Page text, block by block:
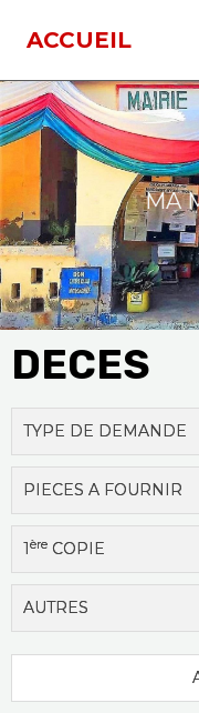
ACCUEIL
MA
DECES
TYPE DE DEMANDE
PIECES A FOURNIR
1ère COPIE
AUTRES